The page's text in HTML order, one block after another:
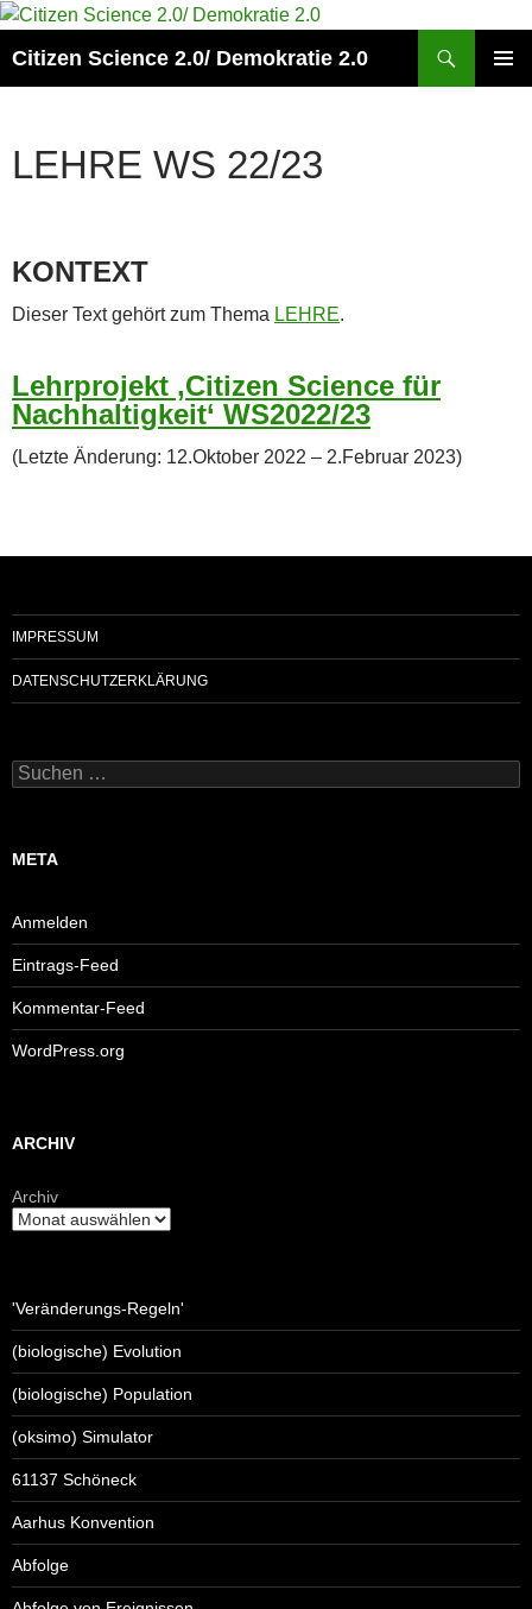
Zum
springen
Citizen Science 2.0/ Demokratie 2.0
LEHRE WS 22/23
KONTEXT
Dieser Text gehört zum Thema LEHRE.
Lehrprojekt ‚Citizen Science für
Nachhaltigkeit‘ WS2022/23
(Letzte Änderung: 12.Oktober 2022 – 2.Februar 2023)
IMPRESSUM
DATENSCHUTZERKLÄRUNG
Suchen
nach:
META
Anmelden
Eintrags-Feed
Kommentar-Feed
WordPress.org
ARCHIV
Archiv
'Veränderungs-Regeln'
(biologische) Evolution
(biologische) Population
(oksimo) Simulator
61137 Schöneck
Aarhus Konvention
Abfolge